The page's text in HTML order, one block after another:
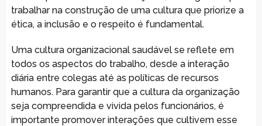
trabalhar na construção de uma cultura que priorize a
ética, a inclusão e o respeito é fundamental.
Uma cultura organizacional saudável se reflete em
todos os aspectos do trabalho, desde a interação
diária entre colegas até as políticas de recursos
humanos. Para garantir que a cultura da organização
seja compreendida e vivida pelos funcionários, é
importante promover interações que cultivem esse